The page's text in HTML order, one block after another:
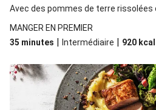
Avec des pommes de terre rissolées
MANGER EN PREMIER
35 minutes | Intermédiaire | 920 kcal